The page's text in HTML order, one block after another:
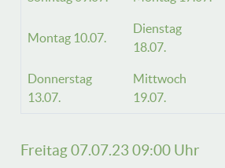
Montag 10.07.
Dienstag
18.07.
Donnerstag
13.07.
Mittwoch
19.07.
Freitag 07.07.23 09:00 Uhr